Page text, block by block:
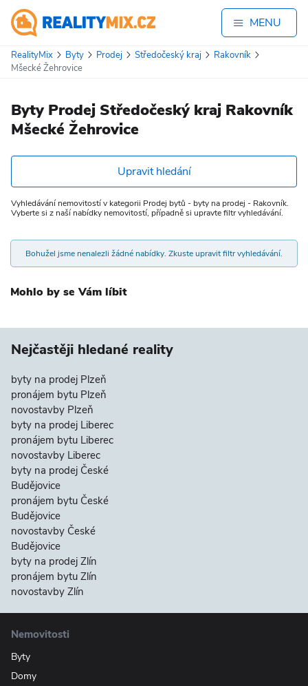
MENU
RealityMix Byty Prodej Středočeský kraj
Rakovník
Mšecké Žehrovice
Byty Prodej Středočeský kraj Rakovník
Mšecké Žehrovice
Upravit hledání
Vyhledávání nemovitostí v kategorii Prodej bytů - byty na prodej - Rakovník.
Vyberte si z naší nabídky nemovitostí, případně si upravte filtr vyhledávání.
Bohužel jsme nenalezli žádné nabídky. Zkuste upravit filtr vyhledávání.
Mohlo by se Vám líbit
Nejčastěji hledané reality
byty na prodej Plzeň
pronájem bytu Plzeň
novostavby Plzeň
byty na prodej Liberec
pronájem bytu Liberec
novostavby Liberec
byty na prodej České
Budějovice
pronájem bytu České
Budějovice
novostavby České
Budějovice
byty na prodej Zlín
pronájem bytu Zlín
novostavby Zlín
Nemovitosti
Byty
Domy